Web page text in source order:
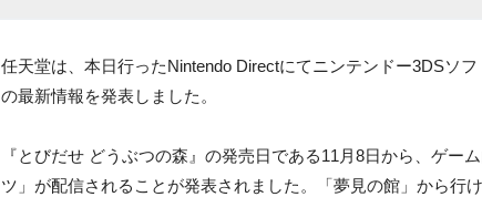
任天堂は、本日行ったNintendo Directにてニンテンドー3DSソフ
の最新情報を発表しました。
『とびだせ どうぶつの森』の発売日である11月8日から、ゲー
ツ」が配信されることが発表されました。「夢見の館」から行